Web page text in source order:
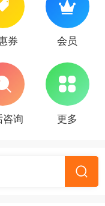
券 会员
咨询 更多